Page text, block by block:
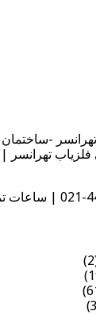
-
تهرانسر